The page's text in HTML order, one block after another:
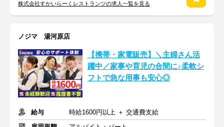
株式会社すかいらーくレストランツの求人一覧を見る
ノジマ 湯河原店
【携帯・家電販売】＼主婦さん活
躍中／家事や育児の合間に♪柔軟シ
フトで急な用事も安心◎
給与
時給1600円以上 ＋ 交通費支給